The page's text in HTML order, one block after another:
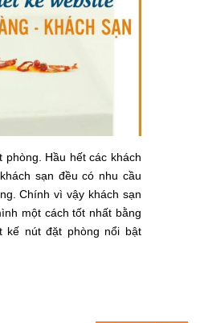
phòng. Hầu hết các khách
sạn đều có nhu cầu
Chính vì vậy khách sạn
một cách tốt nhất bằng
kế nút đặt phòng nổi bật